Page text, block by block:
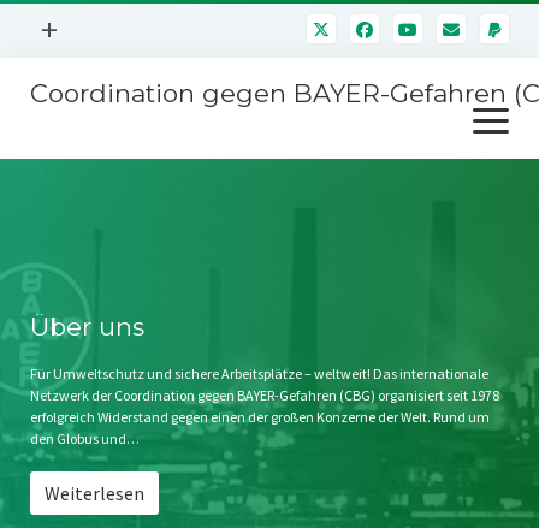
Menü
+
Mitmachen
Kontakt
Impressum
Störfälle
Coordination gegen BAYER-Gefahren
Menü
öffnen
Stichwort BAYER
Jahrestagung
SPENDEN
Über uns
Für Umweltschutz und sichere Arbeitsplätze – weltweit! Das internationale
Netzwerk der Coordination gegen BAYER-Gefahren (CBG) organisiert seit 1978
erfolgreich Widerstand gegen einen der großen Konzerne der Welt. Rund um
den Globus und…
Weiterlesen